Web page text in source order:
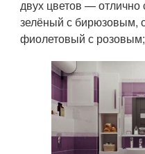
двух цветов —
зелёный с бирюзовым,
фиолетовый с розовым;